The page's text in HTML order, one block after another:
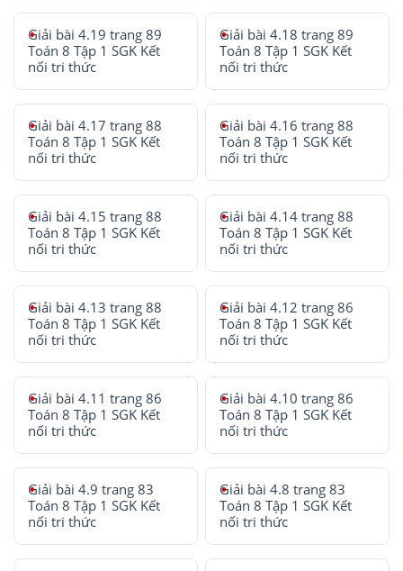
Giải bài 4.19 trang 89
Toán 8 Tập 1 SGK Kết
nối tri thức
Giải bài 4.18 trang 89
Toán 8 Tập 1 SGK Kết
nối tri thức
Giải bài 4.17 trang 88
Toán 8 Tập 1 SGK Kết
nối tri thức
Giải bài 4.16 trang 88
Toán 8 Tập 1 SGK Kết
nối tri thức
Giải bài 4.15 trang 88
Toán 8 Tập 1 SGK Kết
nối tri thức
Giải bài 4.14 trang 88
Toán 8 Tập 1 SGK Kết
nối tri thức
Giải bài 4.13 trang 88
Toán 8 Tập 1 SGK Kết
nối tri thức
Giải bài 4.12 trang 86
Toán 8 Tập 1 SGK Kết
nối tri thức
Giải bài 4.11 trang 86
Toán 8 Tập 1 SGK Kết
nối tri thức
Giải bài 4.10 trang 86
Toán 8 Tập 1 SGK Kết
nối tri thức
Giải bài 4.9 trang 83
Toán 8 Tập 1 SGK Kết
nối tri thức
Giải bài 4.8 trang 83
Toán 8 Tập 1 SGK Kết
nối tri thức